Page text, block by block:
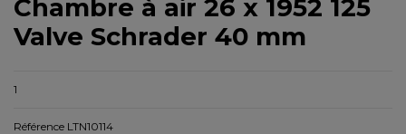
Chambre à air 26 x 1952 125
Valve Schrader 40 mm
1
Référence LTN10114